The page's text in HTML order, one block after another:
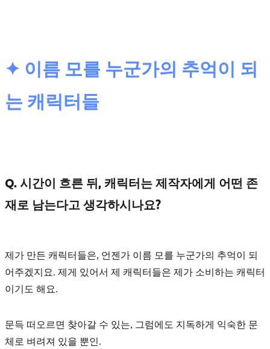
✦ 이름 모를 누군가의 추억이 되
는 캐릭터들
Q. 시간이 흐른 뒤, 캐릭터는 제작자에게 어떤 존
재로 남는다고 생각하시나요?
제가 만든 캐릭터들은, 언젠가 이름 모를 누군가의 추억이 되
어주겠지요. 제게 있어서 제 캐릭터들은 제가 소비하는 캐릭터
이기도 해요.
문득 떠오르면 찾아갈 수 있는, 그럼에도 지독하게 익숙한 문
체로 벼려져 있을 뿐인.